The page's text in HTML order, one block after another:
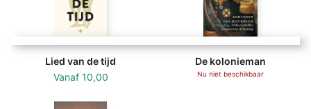
Lied van de tijd
Vanaf 10,00
De kolonieman
Nu niet beschikbaar